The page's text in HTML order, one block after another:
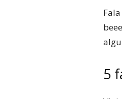
5